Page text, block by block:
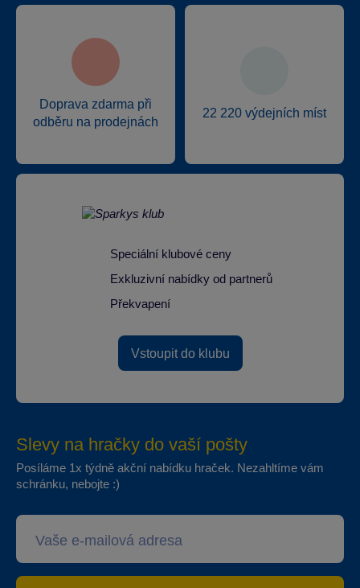
Doprava zdarma při
odběru na prodejnách
22 220 výdejních míst
Speciální klubové ceny
Exkluzivní nabídky od partnerů
Překvapení
Vstoupit do klubu
Slevy na hračky do vaší pošty
Posíláme 1x týdně akční nabídku hraček. Nezahltíme vám
schránku, nebojte :)